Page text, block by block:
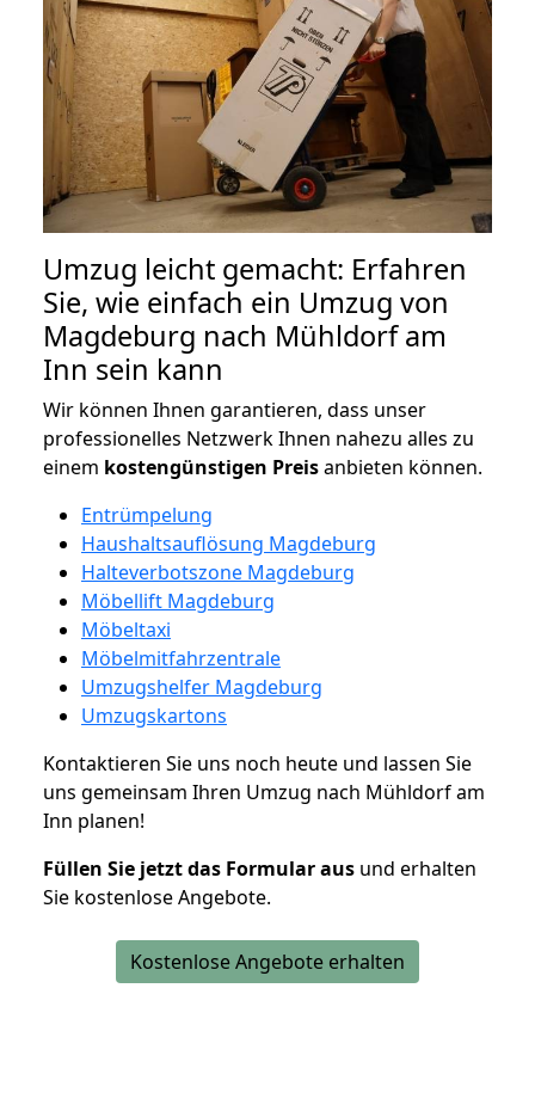
Umzug leicht gemacht: Erfahren
Sie, wie einfach ein Umzug von
Magdeburg nach Mühldorf am
Inn sein kann
Wir können Ihnen garantieren, dass unser
professionelles Netzwerk Ihnen nahezu alles zu
einem kostengünstigen Preisanbieten können.
Entrümpelung
Haushaltsauflösung Magdeburg
Halteverbotszone Magdeburg
Möbellift Magdeburg
Möbeltaxi
Möbelmitfahrzentrale
Umzugshelfer Magdeburg
Umzugskartons
Kontaktieren Sie uns noch heute und lassen Sie
uns gemeinsam Ihren Umzug nach Mühldorf am
Inn planen!
Füllen Sie jetzt das Formular aus und erhalten
Sie kostenlose Angebote.
Kostenlose Angebote erhalten